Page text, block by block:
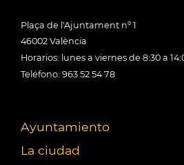
Plaça de l'Ajuntament nº 1
46002 València
Horarios: lunes a viernes de 8:30 a
Teléfono: 963 52 54 78
Ayuntamiento
La ciudad